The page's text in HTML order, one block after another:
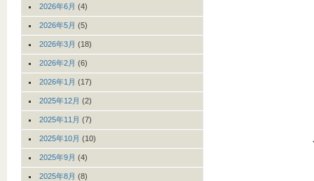
2026年6月 (4)
2026年5月 (5)
2026年3月 (18)
2026年2月 (6)
2026年1月 (17)
2025年12月 (2)
2025年11月 (7)
2025年10月 (10)
2025年9月 (4)
2025年8月 (8)